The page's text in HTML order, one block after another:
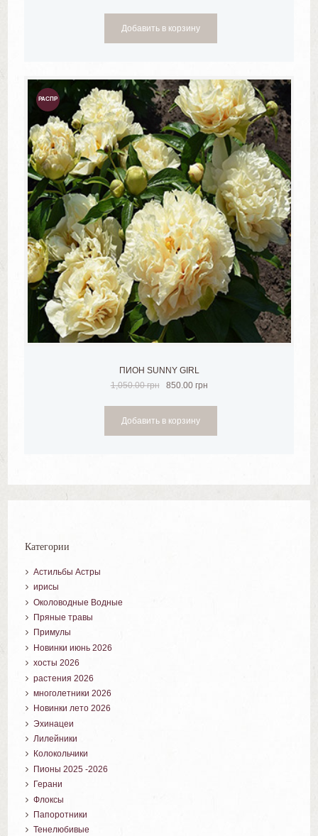
Добавить в корзину
РАСПР
ОДАЖ
А!
ПИОН SUNNY GIRL
1,050.00грн 850.00 грн
Добавить в корзину
Категории
Астильбы Астры
ирисы
Околоводные Водные
Пряные травы
Примулы
Новинки июнь 2026
хосты 2026
растения 2026
многолетники 2026
Новинки лето 2026
Эхинацеи
Лилейники
Колокольчики
Пионы 2025 -2026
Герани
Флоксы
Папоротники
Тенелюбивые